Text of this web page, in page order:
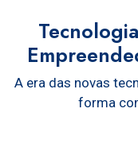
A era das novas
forma